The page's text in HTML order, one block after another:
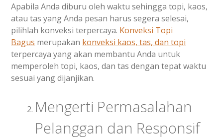
Apabila Anda diburu oleh waktu sehingga topi, kaos,
atau tas yang Anda pesan harus segera selesai,
pilihlah konveksi terpercaya. Konveksi Topi
Bagus merupakan konveksi kaos, tas, dan topi
terpercaya yang akan membantu Anda untuk
memperoleh topi, kaos, dan tas dengan tepat waktu
sesuai yang dijanjikan.
Mengerti Permasalahan
Pelanggan dan Responsif